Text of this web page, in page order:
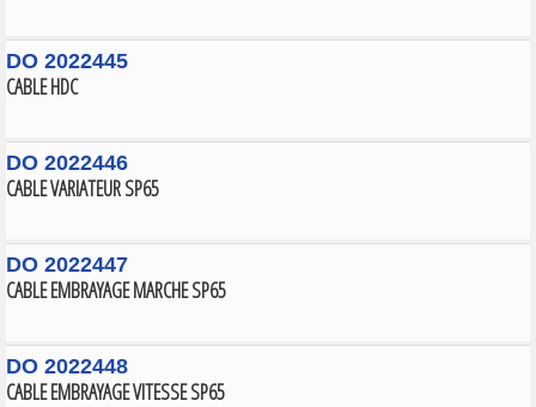
DO 2022445
CABLE HDC
DO 2022446
CABLE VARIATEUR SP65
DO 2022447
CABLE EMBRAYAGE MARCHE SP65
DO 2022448
CABLE EMBRAYAGE VITESSE SP65